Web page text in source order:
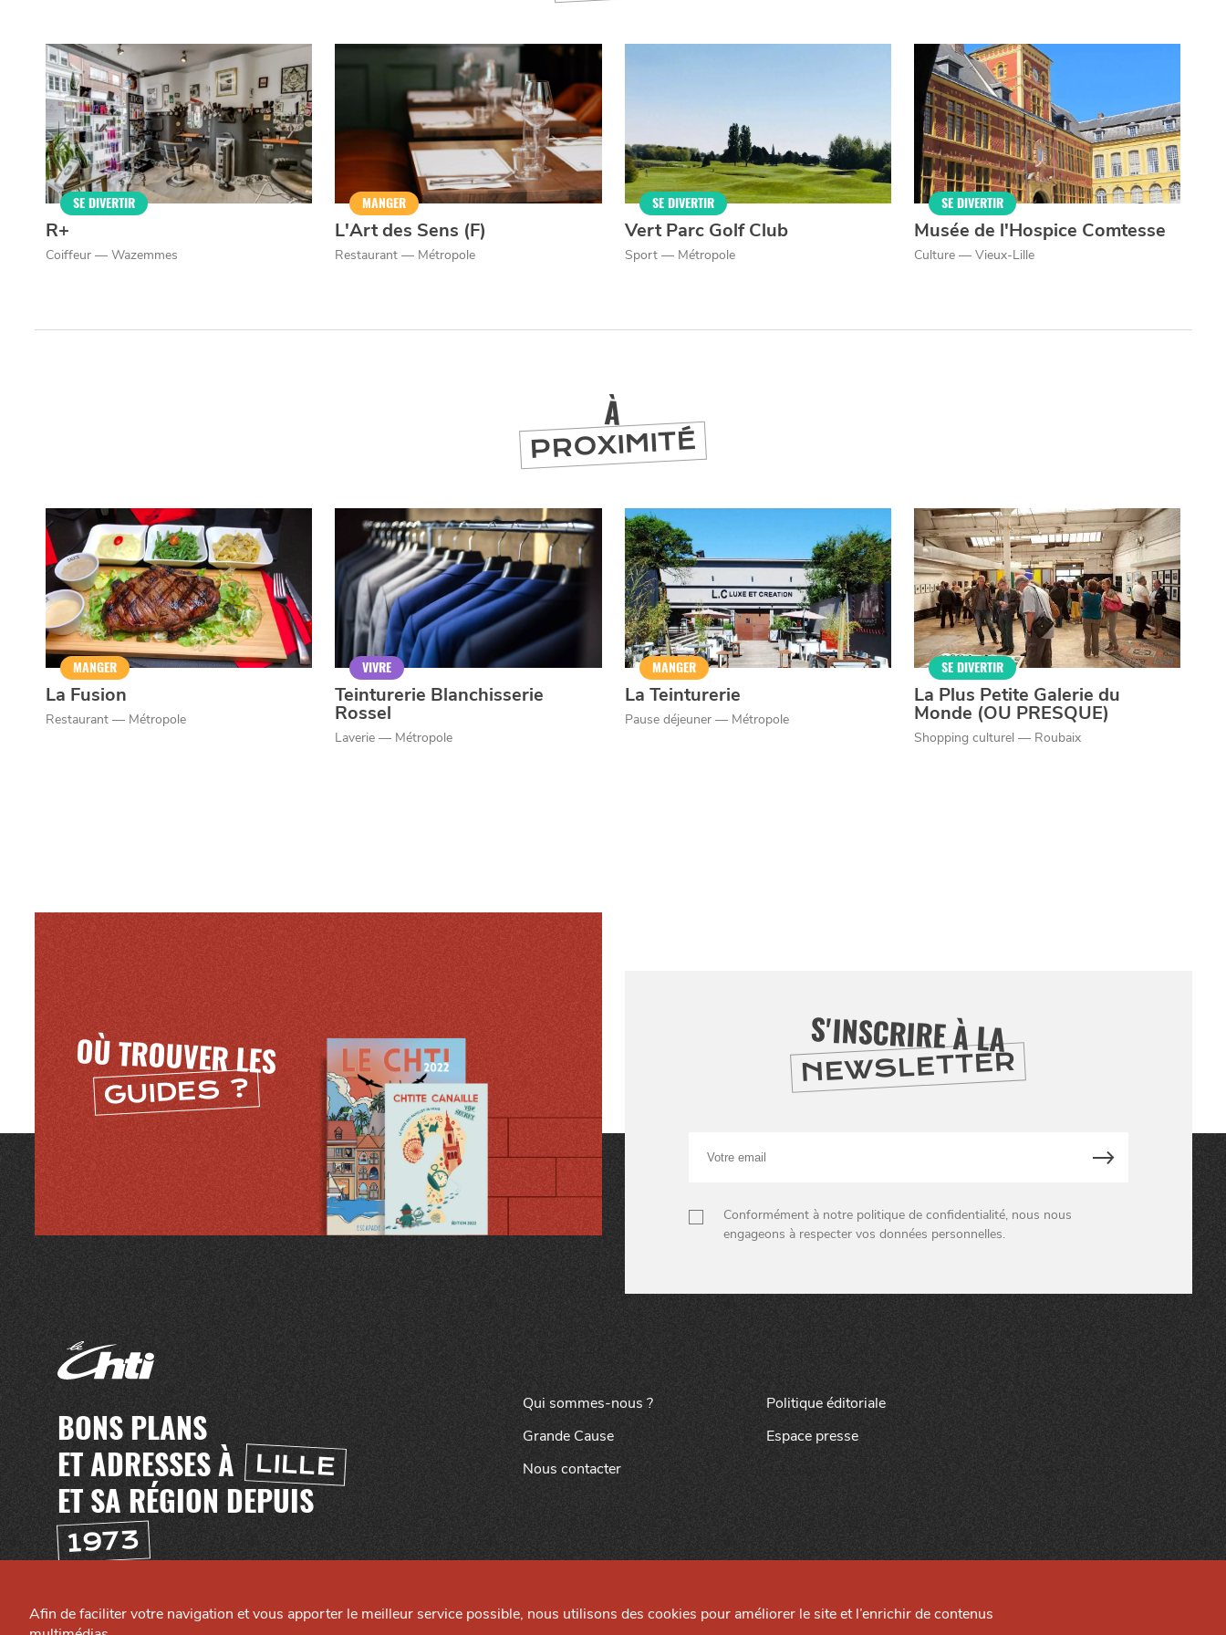
SE DIVERTIR
R+
Coiffeur — Wazemmes
MANGER
L'Art des Sens (F)
Restaurant — Métropole
SE DIVERTIR
Vert Parc Golf Club
Sport — Métropole
SE DIVERTIR
Musée de l'Hospice Comtesse
Culture — Vieux-Lille
À
PROXIMITÉ
MANGER
La Fusion
Restaurant — Métropole
VIVRE
Teinturerie Blanchisserie
Rossel
Laverie — Métropole
MANGER
La Teinturerie
Pause déjeuner — Métropole
SE DIVERTIR
La Plus Petite Galerie du
Monde (OU PRESQUE)
Shopping culturel — Roubaix
MANGER
comme
un CHTIMI
SORTIR SE
DIVERTIR
CHTITE
CANAILLE
VIVRE
H
TI
T
E
C
A
N
AI
L
L
BONS PLANS ET ADRESSES À
ET SA RÉGION DEPUIS 1973
OÙ TROUVER LES
GUIDES ?
S'INSCRIRE À LA
NEWSLETTER
email
Conformément à notre politique de confidentialité, nous nous
engageons à respecter vos données personnelles.
BONS PLANS
ET ADRESSES À
LILLE
ET SA RÉGION DEPUIS
1973
Qui sommes-nous ?
Grande Cause
Nous contacter
Politique éditoriale
Espace presse
Afin de faciliter votre navigation et vous apporter le meilleur service possible, nous utilisons des cookies pour améliorer le site et l’enrichir de contenus
YouTube